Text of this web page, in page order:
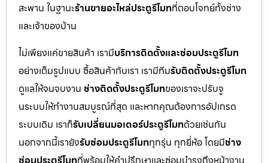
สะพาน ในฐานะร้านขายอะไหล่ประตูรีโมทที่ตอบโจทย์ทั้งช่าง
และเจ้าของบ้าน
ไม่เพียงแค่ขายสินค้า เรามีบริการติดตั้งและซ่อมประตูรีโมท
อย่างเต็มรูปแบบ ซื้อสินค้ากับเรา เรามีทีมรับติดตั้งประตูรีโมท
ดูแลให้จนจบงาน ช่างติดตั้งประตูรีโมทของเราจะปรับจู
นระบบให้ทำงานสมบูรณ์ที่สุด และหากคุณต้องการอัปเกรด
ระบบเดิม เราก็รับเปลี่ยนมอเตอร์ประตูรีโมทด้วยเช่นกัน
นอกจากนี้เรายังรับซ่อมประตูรีโมททุกรุ่น ทุกยี่ห้อ โดยมีช่าง